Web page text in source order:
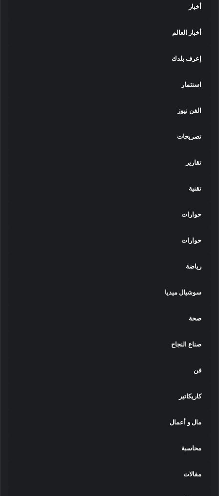
أخبار
أخبار العالم
إعرف بلدك
استثمار
الفن نيوز
تصريحات
تقارير
تقنية
حوارات
حوارات
رياضة
سوشيال ميديا
صحة
صناع النجاح
فن
كاريكاتير
مال و أعمال
محاسبة
مقالات